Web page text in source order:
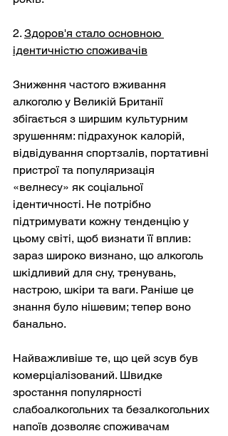
2. Здоров'я стало основною
ідентичністю споживачів
Зниження частого вживання
алкоголю у Великій Британії
збігається з ширшим культурним
зрушенням: підрахунок калорій,
відвідування спортзалів, портативні
пристрої та популяризація
«велнесу» як соціальної
ідентичності. Не потрібно
підтримувати кожну тенденцію у
цьому світі, щоб визнати її вплив:
зараз широко визнано, що алкоголь
шкідливий для сну, тренувань,
настрою, шкіри та ваги. Раніше це
знання було нішевим; тепер воно
банально.
Найважливіше те, що цей зсув був
комерціалізований. Швидке
зростання популярності
слабоалкогольних та безалкогольних
напоїв дозволяє споживачам